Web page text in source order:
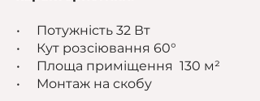
• Потужність 32 Вт
• Кут розсіювання 60°
• Площа приміщення 130 м²
• Монтаж на скобу